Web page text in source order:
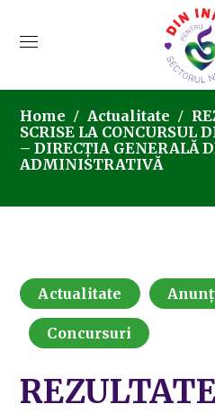
Home Actualitate
SCRISE LA CONCURSUL
– DIRECȚIA GENERALĂ
ADMINISTRATIVĂ
Actualitate
Concursuri